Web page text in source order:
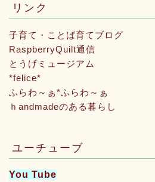
リンク
子育て・ことば育てブログ
RaspberryQuilt通信
とうげミュージアム
*felice*
ふらわ～ぁ*ふらわ～ぁ
ｈandmadeのある暮らし
ユーチューブ
You Tube